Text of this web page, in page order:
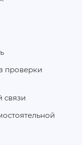
проверки
связи